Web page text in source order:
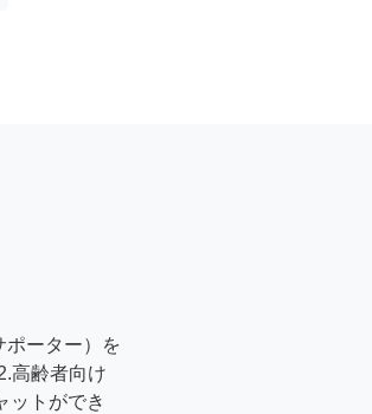
ポーター）を
高齢者向け
ットができ